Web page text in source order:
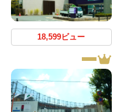
18,599ビュー